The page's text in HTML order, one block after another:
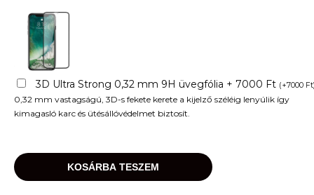
3D Ultra Strong 0,32 mm 9H üvegfólia + 7000 Ft (+7000 Ft
0,32 mm vastagságú, 3D-s fekete kerete a kijelző széléig lenyúlik így
kimagasló karc és ütésállóvédelmet biztosít.
KOSÁRBA TESZEM